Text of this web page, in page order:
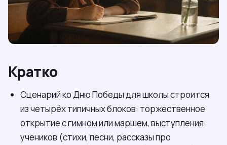
Кратко
Сценарий ко Дню Победы для школы строится
из четырёх типичных блоков: торжественное
открытие с гимном или маршем, выступления
учеников (стихи, песни, рассказы про